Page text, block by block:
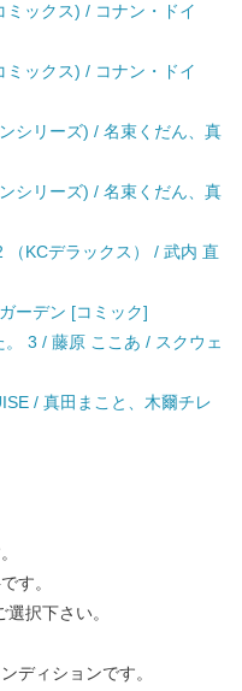
ックス) / コナン・ドイ
ックス) / コナン・ドイ
シリーズ) / 名束くだん、真
シリーズ) / 名束くだん、真
KCデラックス） / 武内 直
ーデン [コミック]
3 / 藤原 ここあ / スクウェ
/ 真田まこと、木爾チレ
す。
択下さい。
ディションです。